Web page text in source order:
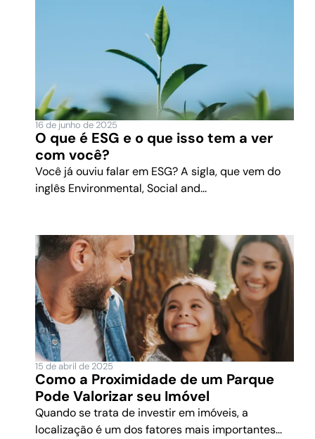
16 de junho de 2025
O que é ESG e o que isso tem a ver
com você?
Você já ouviu falar em ESG? A sigla, que vem do
inglês Environmental, Social and...
15 de abril de 2025
Como a Proximidade de um Parque
Pode Valorizar seu Imóvel
Quando se trata de investir em imóveis, a
localização é um dos fatores mais importantes...